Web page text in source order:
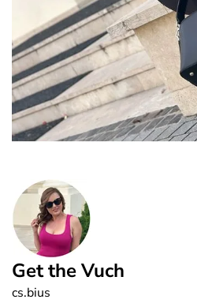
Get the Vuch
cs.bius